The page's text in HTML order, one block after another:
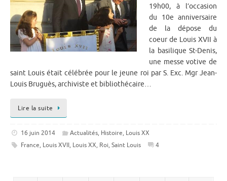
19h00, à l’occasion
du 10e anniversaire
de la dépose du
coeur de Louis XVII à
la basilique St-Denis,
une messe votive de
saint Louis était célébrée pour le jeune roi par S. Exc. Mgr Jean-
Louis Bruguès, archiviste et bibliothécaire…
Lire la suite
16 juin 2014 Actualités, Histoire, Louis XX
France, Louis XVII, Louis XX, Roi, Saint Louis 4